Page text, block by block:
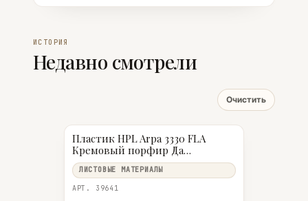
ИСТОРИЯ
Недавно смотрели
Очистить
Пластик HPL Arpa 3330 FLA
Кремовый порфир Да
4200×1300×0,6
ЛИСТОВЫЕ МАТЕРИАЛЫ
АРТ. 39641